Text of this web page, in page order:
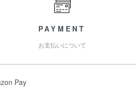
PAYMENT
お支払いについて
Pay